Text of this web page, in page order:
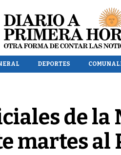
DEPORTES
de la
martes al